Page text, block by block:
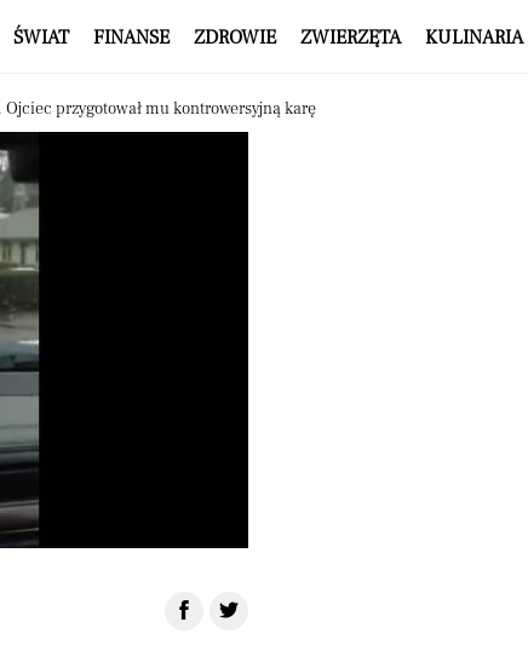
ŚWIAT FINANSE ZDROWIE ZWIERZĘTA KULINARIA
Ojciec przygotował mu kontrowersyjną karę